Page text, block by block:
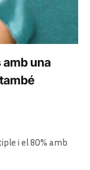
amb una
i el 80% amb